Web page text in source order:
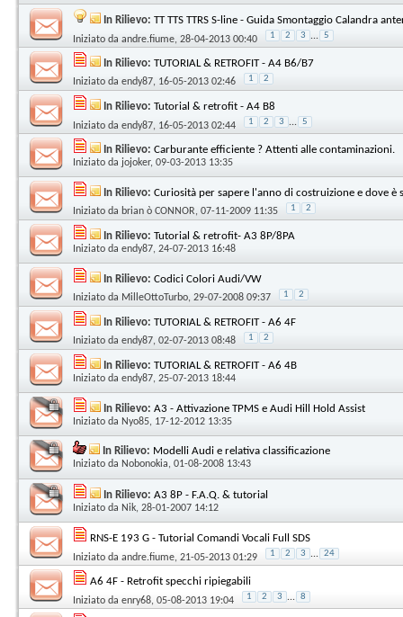
In Rilievo: TT TTS TTRS S-line - Guida Smontaggio Calandra
Iniziato da andre.fiume, 28-04-2013 00:40 1 2 3 ... 5
In Rilievo: TUTORIAL & RETROFIT - A4 B6/B7
Iniziato da endy87, 16-05-2013 02:46 1 2
In Rilievo: Tutorial & retrofit - A4 B8
Iniziato da endy87, 16-05-2013 02:44 1 2 3 ... 5
In Rilievo: Carburante efficiente ? Attenti alle contaminazioni.
Iniziato da jojoker, 09-03-2013 13:35
In Rilievo: Curiosità per sapere l'anno di costruizione e dove è
Iniziato da brian ò CONNOR, 07-11-2009 11:35 1 2
In Rilievo: Tutorial & retrofit- A3 8P/8PA
Iniziato da endy87, 24-07-2013 16:48
In Rilievo: Codici Colori Audi/VW
Iniziato da MilleOttoTurbo, 29-07-2008 09:37 1 2
In Rilievo: TUTORIAL & RETROFIT - A6 4F
Iniziato da endy87, 02-07-2013 08:48 1 2
In Rilievo: TUTORIAL & RETROFIT - A6 4B
Iniziato da endy87, 25-07-2013 18:44
In Rilievo: A3 - Attivazione TPMS e Audi Hill Hold Assist
Iniziato da Nyo85, 17-12-2012 13:35
In Rilievo: Modelli Audi e relativa classificazione
Iniziato da Nobonokia, 01-08-2008 13:43
In Rilievo: A3 8P - F.A.Q. & tutorial
Iniziato da Nik, 28-01-2007 14:12
RNS-E 193 G - Tutorial Comandi Vocali Full SDS
Iniziato da andre.fiume, 21-05-2013 01:29 1 2 3 ... 24
A6 4F - Retrofit specchi ripiegabili
Iniziato da enry68, 05-08-2013 19:04 1 2 3 ... 8